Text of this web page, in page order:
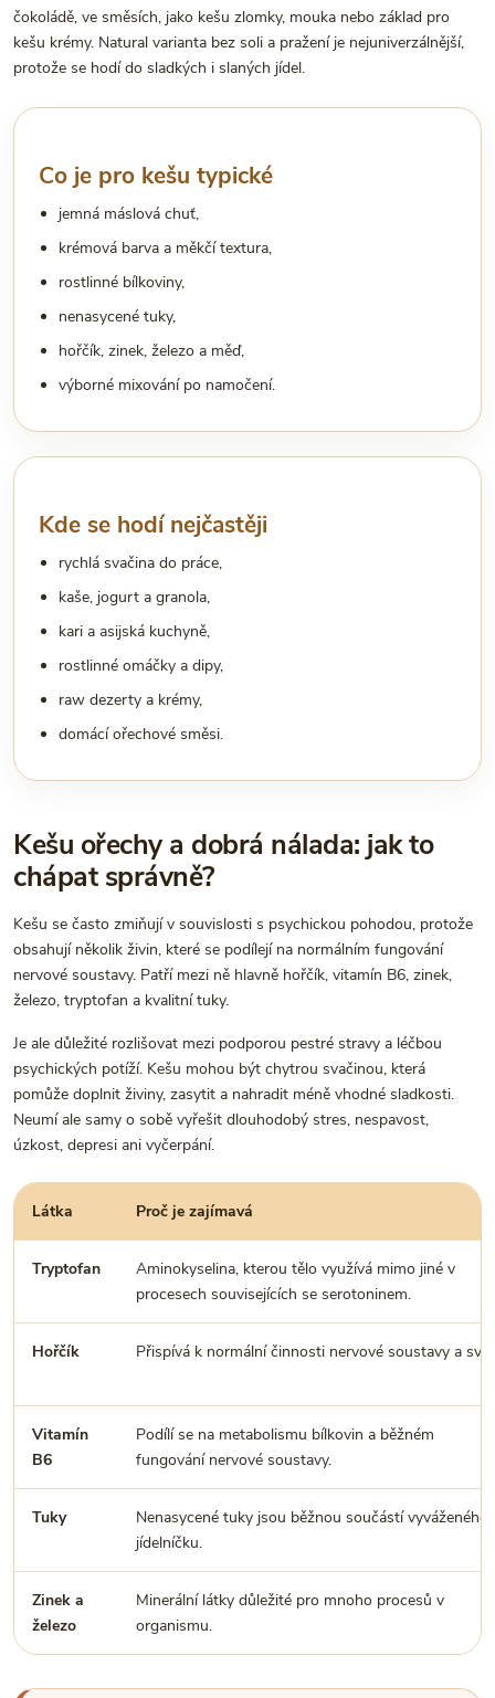
čokoládě, ve směsích, jako kešu zlomky, mouka nebo základ pro
kešu krémy. Natural varianta bez soli a pražení je nejuniverzálnější,
protože se hodí do sladkých i slaných jídel.
Co je pro kešu typické
jemná máslová chuť,
krémová barva a měkčí textura,
rostlinné bílkoviny,
nenasycené tuky,
hořčík, zinek, železo a měď,
výborné mixování po namočení.
Kde se hodí nejčastěji
rychlá svačina do práce,
kaše, jogurt a granola,
kari a asijská kuchyně,
rostlinné omáčky a dipy,
raw dezerty a krémy,
domácí ořechové směsi.
Kešu ořechy a dobrá nálada: jak to
chápat správně?
Kešu se často zmiňují v souvislosti s psychickou pohodou, protože
obsahují několik živin, které se podílejí na normálním fungování
nervové soustavy. Patří mezi ně hlavně hořčík, vitamín B6, zinek,
železo, tryptofan a kvalitní tuky.
Je ale důležité rozlišovat mezi podporou pestré stravy a léčbou
psychických potíží. Kešu mohou být chytrou svačinou, která
pomůže doplnit živiny, zasytit a nahradit méně vhodné sladkosti.
Neumí ale samy o sobě vyřešit dlouhodobý stres, nespavost,
úzkost, depresi ani vyčerpání.
Látka Proč je zajímavá
Tryptofan
Aminokyselina, kterou tělo využívá mimo jiné v
procesech souvisejících se serotoninem.
Hořčík Přispívá k normální činnosti nervové soustavy a
Vitamín
B6
Podílí se na metabolismu bílkovin a běžném
fungování nervové soustavy.
Tuky
Nenasycené tuky jsou běžnou součástí vyváženého
jídelníčku.
Zinek a
železo
Minerální látky důležité pro mnoho procesů v
organismu.